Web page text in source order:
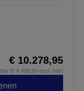
€ 10.278,95
(€ 8.495,00 excl. btw)